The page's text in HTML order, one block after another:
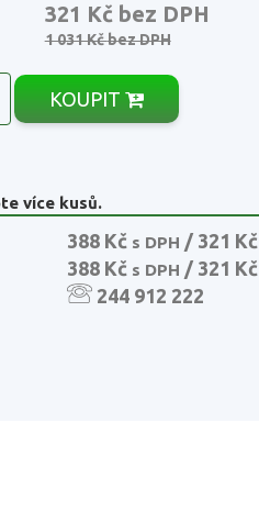
321 Kč bez DPH
1 031 Kčbez DPH
KOUPIT
více kusů.
388 Kčs DPH / 321 Kč
388 Kčs DPH / 321 Kč
244 912 222